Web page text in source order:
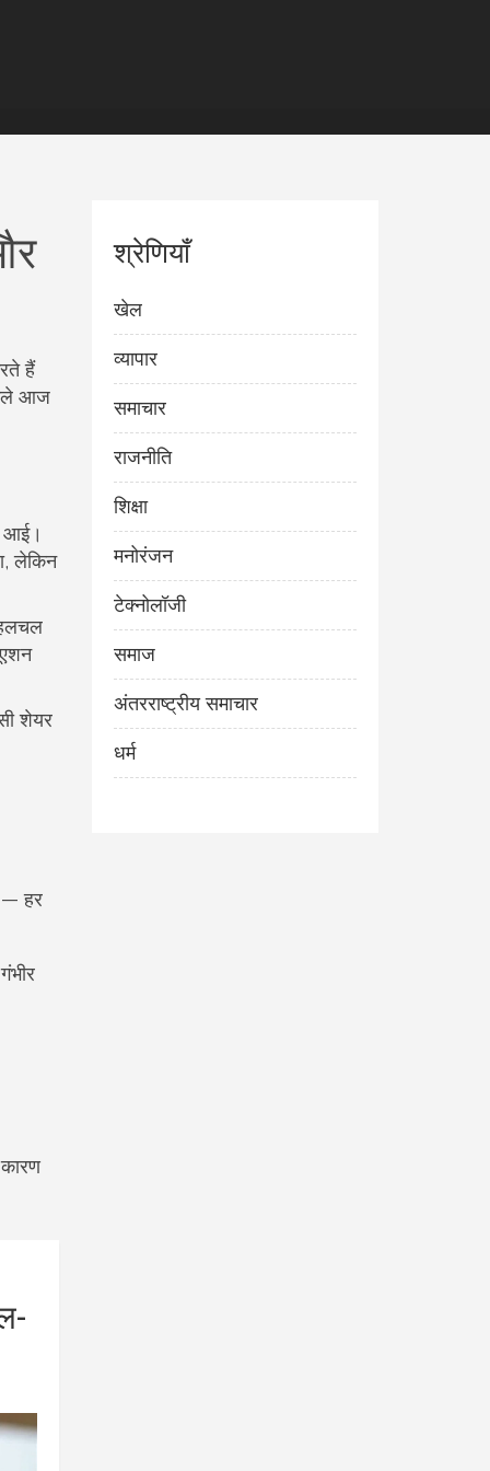
हैं
आज
आई।
लेकिन
शेयर
— हर
श्रेणियाँ
खेल
व्यापार
समाचार
राजनीति
शिक्षा
मनोरंजन
टेक्नोलॉजी
समाज
अंतरराष्ट्रीय समाचार
धर्म